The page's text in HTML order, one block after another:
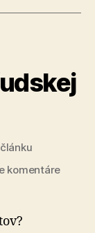
komentárena